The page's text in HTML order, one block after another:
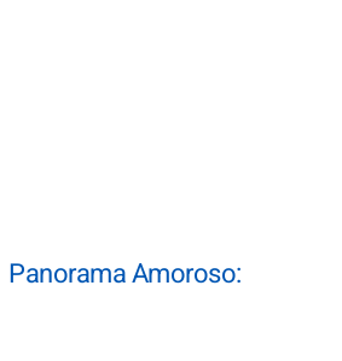
Panorama Amoroso: